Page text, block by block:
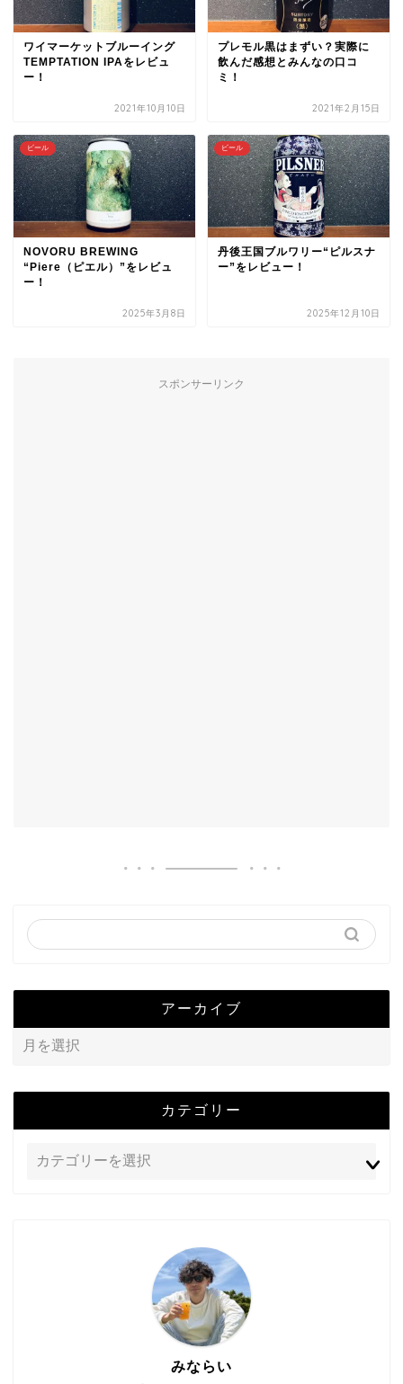
ワイマーケットブルーイング
TEMPTATION IPAをレビュ
ー！
2021年10月10日
プレモル黒はまずい？実際に
飲んだ感想とみんなの口コ
ミ！
2021年2月15日
ビール
NOVORU BREWING
“Piere（ピエル）”をレビュ
ー！
2025年3月8日
ビール
丹後王国ブルワリー“ピルスナ
ー”をレビュー！
2025年12月10日
スポンサーリンク
アーカイブ
カテゴリー
みならい